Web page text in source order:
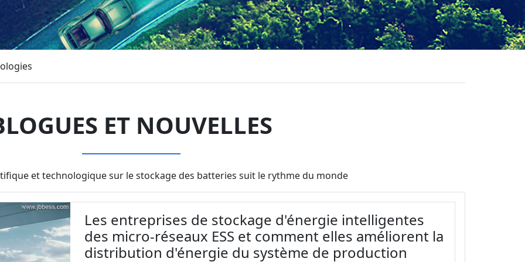
ET NOUVELLES
et technologique sur le stockage des batteries suit le rythme du monde
Les entreprises de stockage d'énergie intelligentes
des micro-réseaux ESS et comment elles améliorent la
distribution d'énergie du système de production